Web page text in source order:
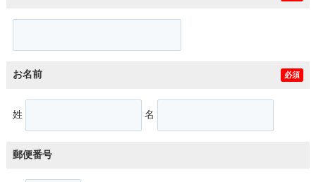
お名前 必須
姓 名
郵便番号